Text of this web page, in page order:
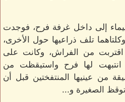
إلى داخل غرفة فرح، فوجدت
تلف ذراعيها حول الأخرى،
من الفراش، وكانت على
انتبهت لها فرح واستيقظت من
من عينيها المنتفختين قبل أن
الصغيرة و...